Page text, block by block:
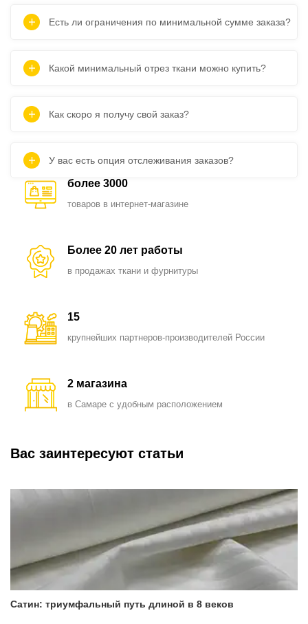
Есть ли ограничения по минимальной сумме заказа?
Какой минимальный отрез ткани можно купить?
Как скоро я получу свой заказ?
У вас есть опция отслеживания заказов?
более 3000
товаров в интернет-магазине
Более 20 лет работы
в продажах ткани и фурнитуры
15
крупнейших партнеров-производителей России
2 магазина
в Самаре с удобным расположением
Вас заинтересуют статьи
Сатин: триумфальный путь длиной в 8 веков